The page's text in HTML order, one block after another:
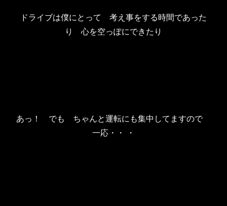
ドライブは僕にとって 考え事をする時間であった
り 心を空っぽにできたり
あっ！ でも ちゃんと運転にも集中してますので
一応・・ ・